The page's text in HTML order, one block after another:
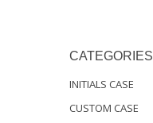
CATEGORIES
INITIALS CASE
CUSTOM CASE